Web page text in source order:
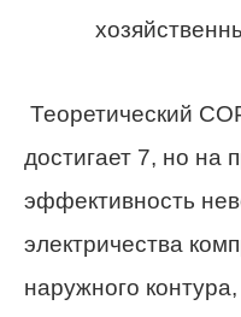
Теоретический
достигает 7, но на
эффективность
электричества
наружного